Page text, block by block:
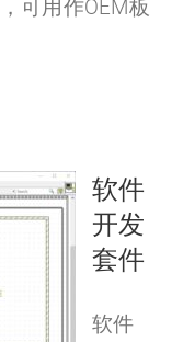
可用作OEM板
软件
开发
套件
软件